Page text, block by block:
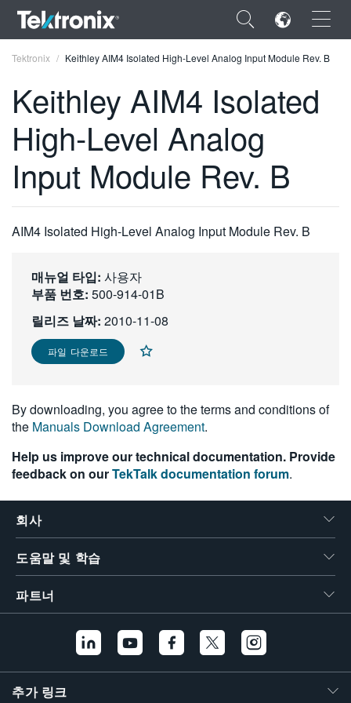
×
ENGLISH
FRANÇAIS
简体中文
日本語
한국어
繁體中文
Tektronix Keithley AIM4 Isolated High-Level Analog Input Module Rev. B
Keithley AIM4 Isolated
High-Level Analog
Input Module Rev. B
AIM4 Isolated High-Level Analog Input Module Rev. B
매뉴얼 타입: 사용자
부품 번호: 500-914-01B
릴리즈 날짜: 2010-11-08
파일 다운로드
By downloading, you agree to the terms and conditions of
the Manuals Download Agreement.
Help us improve our technical documentation. Provide
feedback on ourTekTalk documentation forum.
회사
도움말 및 학습
파트너
추가 링크